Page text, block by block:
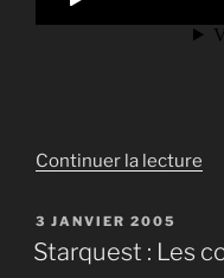
Continuer la lecture
PUBLIÉ
LE
3 JANVIER 2005
Starquest : Les